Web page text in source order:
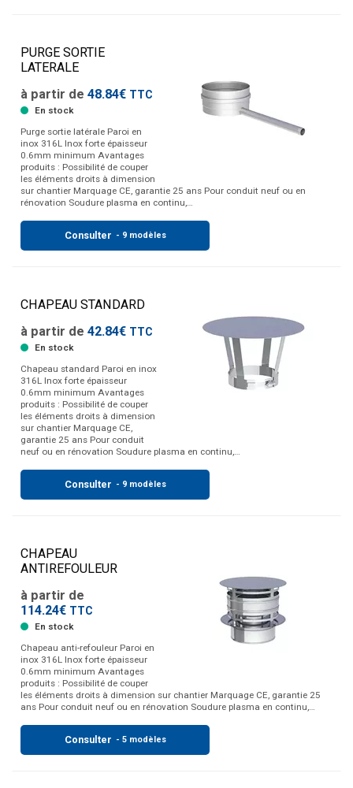
PURGE SORTIE
LATERALE
à partir de 48.84€ TTC
En stock
Purge sortie latérale Paroi en
inox 316L Inox forte épaisseur
0.6mm minimum Avantages
produits : Possibilité de couper
les éléments droits à dimension
sur chantier Marquage CE, garantie 25 ans Pour conduit neuf ou en
rénovation Soudure plasma en continu,…
Consulter - 9 modèles
CHAPEAU STANDARD
à partir de 42.84€ TTC
En stock
Chapeau standard Paroi en inox
316L Inox forte épaisseur
0.6mm minimum Avantages
produits : Possibilité de couper
les éléments droits à dimension
sur chantier Marquage CE,
garantie 25 ans Pour conduit
neuf ou en rénovation Soudure plasma en continu,…
Consulter - 9 modèles
CHAPEAU
ANTIREFOULEUR
à partir de
114.24€ TTC
En stock
Chapeau anti-refouleur Paroi en
inox 316L Inox forte épaisseur
0.6mm minimum Avantages
produits : Possibilité de couper
les éléments droits à dimension sur chantier Marquage CE, garantie 25
ans Pour conduit neuf ou en rénovation Soudure plasma en continu,…
Consulter - 5 modèles